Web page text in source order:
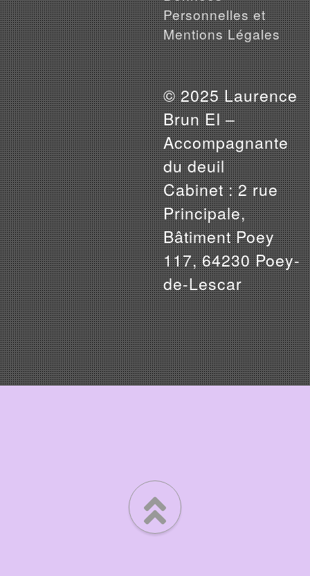
Personnelles et
Mentions Légales
© 2025 Laurence
Brun EI –
Accompagnante
du deuil
Cabinet : 2 rue
Principale,
Bâtiment Poey
117, 64230 Poey-
de-Lescar